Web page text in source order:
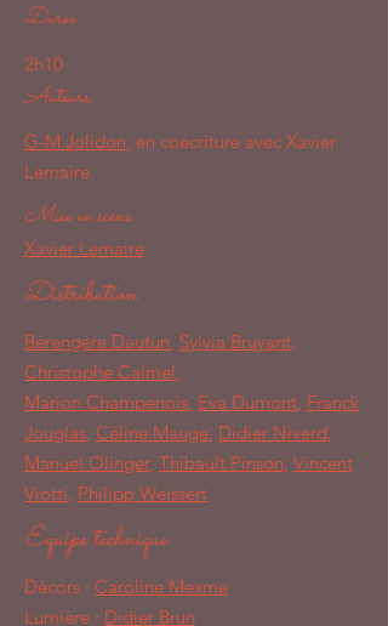
Durée
2h10
Auteurs
G-M Jolidon, en coécriture avec Xavier
Lemaire
Mise en scène
Xavier Lemaire
Distribution
Bérengère Dautun, Sylvia Bruyant,
Christophe Calmel,
Marion Champenois, Eva Dumont, Franck
Jouglas, Céline Mauge, Didier Niverd,
Manuel Olinger, Thibault Pinson, Vincent
Viotti, Philipp Weissert
Équipe technique
Décors : Caroline Mexme
Lumière : Didier Brun